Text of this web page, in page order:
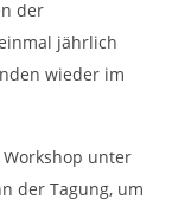
der
jährlich
wieder im
unter
der Tagung, um